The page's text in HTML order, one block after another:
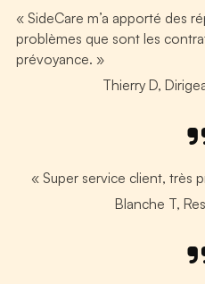
« SideCare m’a apporté des
problèmes que sont les
prévoyance. »
Thierry D,
« Super service client, très
Blanche T,